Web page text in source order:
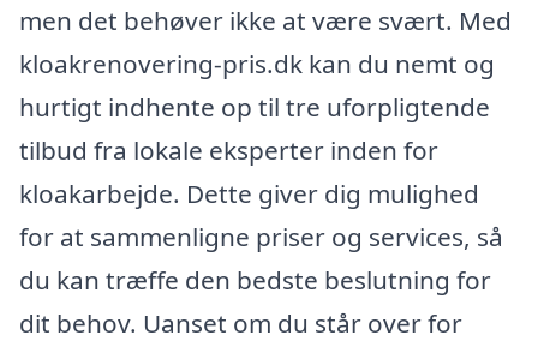
men det behøver ikke at være svært. Med
kloakrenovering-pris.dk kan du nemt og
hurtigt indhente op til tre uforpligtende
tilbud fra lokale eksperter inden for
kloakarbejde. Dette giver dig mulighed
for at sammenligne priser og services, så
du kan træffe den bedste beslutning for
dit behov. Uanset om du står over for